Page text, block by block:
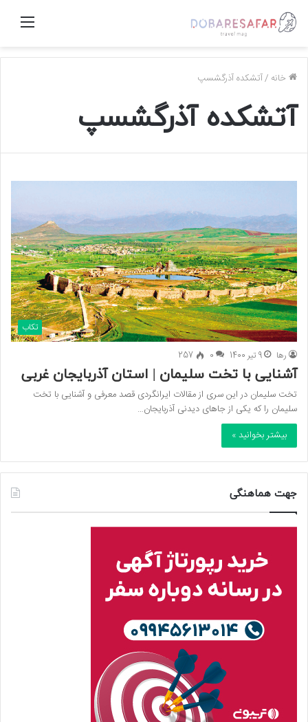
منو
خانه /آتشکده آذرگشسپ
آتشکده آذرگشسپ
تکاب
رها 9 تیر 1400 0
257
آشنایی با تخت سلیمان | استان آذربایجان غربی
تخت سلیمان در این سری از مقالات ایرانگردی قصد معرفی و آشنایی با تخت
سلیمان را که یکی از جاهای دیدنی آذربایجان…
بیشتر بخوانید »
جهت هماهنگی